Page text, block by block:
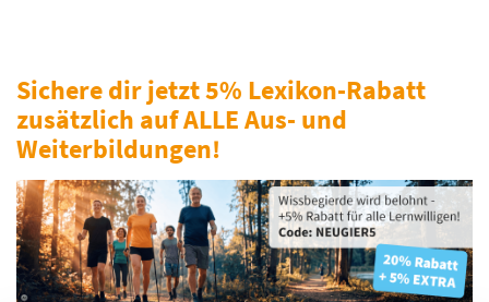
Sichere dir jetzt 5% Lexikon-Rabatt
zusätzlich auf ALLE Aus- und
Weiterbildungen!